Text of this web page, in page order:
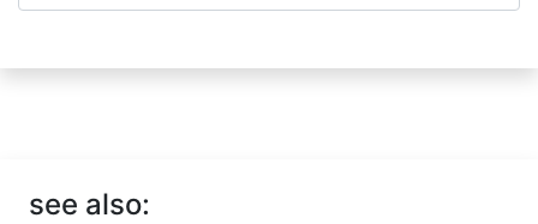
see also: